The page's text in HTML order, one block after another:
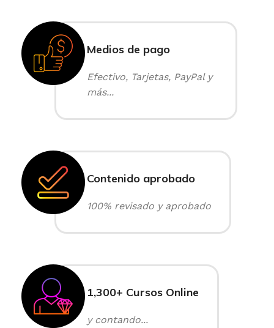
Medios de pago
Efectivo, Tarjetas, PayPal y
más...
Contenido aprobado
100% revisado y aprobado
1,300+ Cursos Online
y contando...